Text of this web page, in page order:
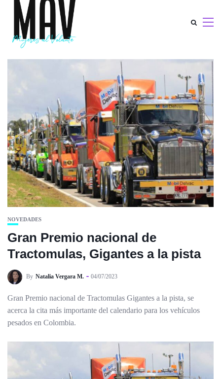
NOVEDADES
Gran Premio nacional de
Tractomulas, Gigantes a la pista
By Natalia Vergara M. 04/07/2023
Gran Premio nacional de Tractomulas Gigantes a la pista, se
acerca la cita más importante del calendario para los vehículos
pesados en Colombia.